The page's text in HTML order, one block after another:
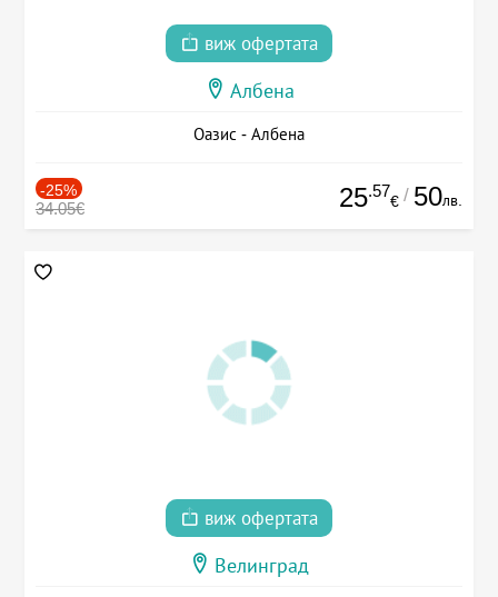
виж офертата
Албена
Оазис - Албена
-25%
34.05€ 25.57
€ / 50лв.
виж офертата
Велинград